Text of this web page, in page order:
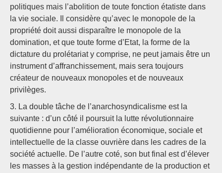
politiques mais l’abolition de toute fonction étatiste dans
la vie sociale. Il considère qu’avec le monopole de la
propriété doit aussi disparaître le monopole de la
domination, et que toute forme d’Etat, la forme de la
dictature du prolétariat y comprise, ne peut jamais être un
instrument d’affranchissement, mais sera toujours
créateur de nouveaux monopoles et de nouveaux
privilèges.
3. La double tâche de l’anarchosyndicalisme est la
suivante : d’un côté il poursuit la lutte révolutionnaire
quotidienne pour l’amélioration économique, sociale et
intellectuelle de la classe ouvrière dans les cadres de la
société actuelle. De l’autre coté, son but final est d’élever
les masses à la gestion indépendante de la production et